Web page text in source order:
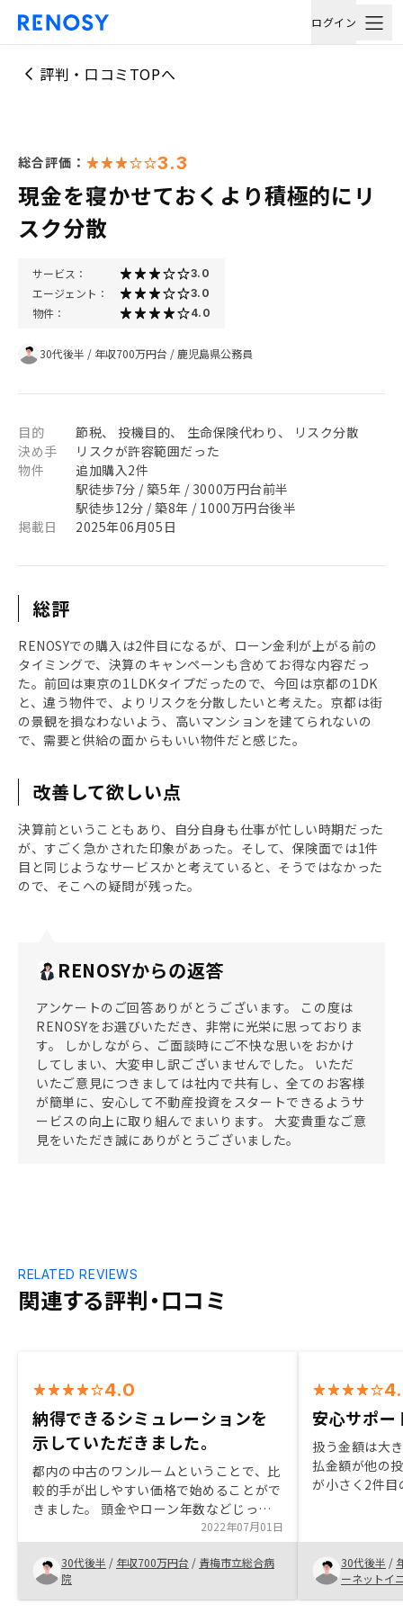
ログイン
評判・口コミTOPへ
総合評価： 3.3
現金を寝かせておくより積極的にリ
スク分散
サービス： 3.0
エージェント： 3.0
物件： 4.0
30代後半 / 年収700万円台 / 鹿児島県公務員
目的
節税、 投機目的、 生命保険代わり、 リスク分散
決め手
リスクが許容範囲だった
物件
追加購入2件
駅徒歩7分 / 築5年 / 3000万円台前半
駅徒歩12分 / 築8年 / 1000万円台後半
掲載日
2025年06月05日
総評
RENOSYでの購入は2件目になるが、ローン金利が上がる前の
タイミングで、決算のキャンペーンも含めてお得な内容だっ
た。前回は東京の1LDKタイプだったので、今回は京都の1DK
と、違う物件で、よりリスクを分散したいと考えた。京都は街
の景観を損なわないよう、高いマンションを建てられないの
で、需要と供給の面からもいい物件だと感じた。
改善して欲しい点
決算前ということもあり、自分自身も仕事が忙しい時期だった
が、すごく急かされた印象があった。そして、保険面では1件
目と同じようなサービスかと考えていると、そうではなかった
ので、そこへの疑問が残った。
RENOSYからの返答
アンケートのご回答ありがとうございます。 この度は
RENOSYをお選びいただき、非常に光栄に思っておりま
す。 しかしながら、ご面談時にご不快な思いをおかけ
してしまい、大変申し訳ございませんでした。 いただ
いたご意見につきましては社内で共有し、全てのお客様
が簡単に、安心して不動産投資をスタートできるようサ
ービスの向上に取り組んでまいります。 大変貴重なご意
見をいただき誠にありがとうございました。
関連する評判・口コミ
RELATED REVIEWS
4.0
納得できるシミュレーションを
示していただきました。
都内の中古のワンルームということで、比
較的手が出しやすい価格で始めることがで
きました。 頭金やローン年数などじっく
り比較する時間と手間をとっていただいた
ので納得して始めることができました。
やっとスタート地点。本番はこれからです
が、これまでの面倒な手続き等はほぼおま
かせ状態です。急な休みなど取れない状況
2022年07月01日
30代後半 / 年収700万円台 / 青梅市立総合病
院
安心サポー
扱う金額は大
払金額が他の
が小さく2件
心できる。
30代後半 /
ーネットイ